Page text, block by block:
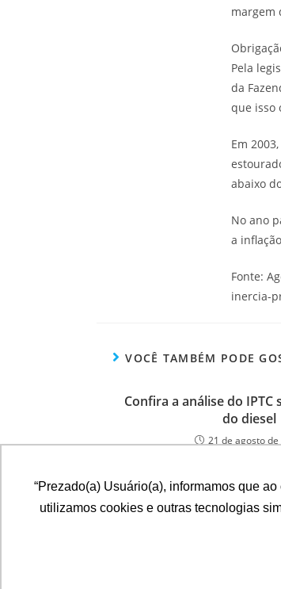
“Prezado(a) Usuário(a), informamos que
utilizamos cookies e outras tecnologias
margem
Pela
da
que isso
Em
abaixo
No ano
a
Fonte:
inercia-
VOCÊ TAMBÉM PODE
Confira a análise do
do diesel
21 de agosto de